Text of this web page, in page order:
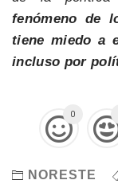
fenómeno de
tiene miedo a
incluso por
0
NORESTE